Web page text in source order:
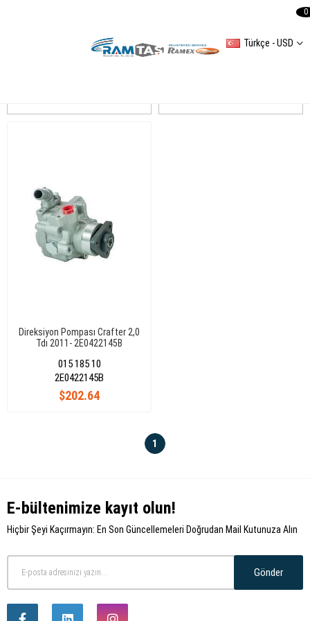
Türkçe - USD
0
Direksiyon Pompası Crafter 2,0
Tdı 2011- 2E0422145B
015 185 10
$202.64
2E0422145B
1
E-bültenimize kayıt olun!
Hiçbir Şeyi Kaçırmayın: En Son Güncellemeleri Doğrudan Mail Kutunuza Alın
Gönder